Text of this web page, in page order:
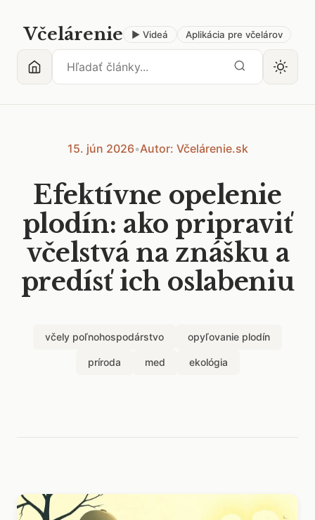
Včelárenie ▶ Videá Aplikácia pre včelárov
15. jún 2026•Autor: Včelárenie.sk
Efektívne opelenie
plodín: ako pripraviť
včelstvá na znášku a
predísť ich oslabeniu
včely poľnohospodárstvo opyľovanie plodín
príroda med ekológia